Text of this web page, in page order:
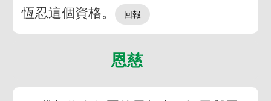
恆忍這個資格。
恩慈